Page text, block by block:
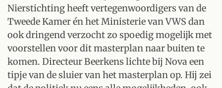
Nierstichting heeft vertegenwoordigers van de
Tweede Kamer én het Ministerie van VWS dan
ook dringend verzocht zo spoedig mogelijk met
voorstellen voor dit masterplan naar buiten te
komen. Directeur Beerkens lichte bij Nova een
tipje van de sluier van het masterplan op. Hij zei